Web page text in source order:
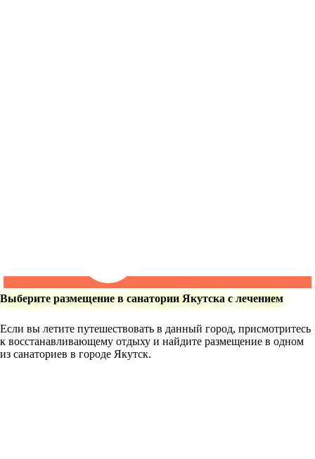
Выберите размещение в санатории Якутска с лечением
Если вы летите путешествовать в данный город, присмотритесь
к восстанавливающему отдыху и найдите размещение в одном
из санаториев в городе Якутск.